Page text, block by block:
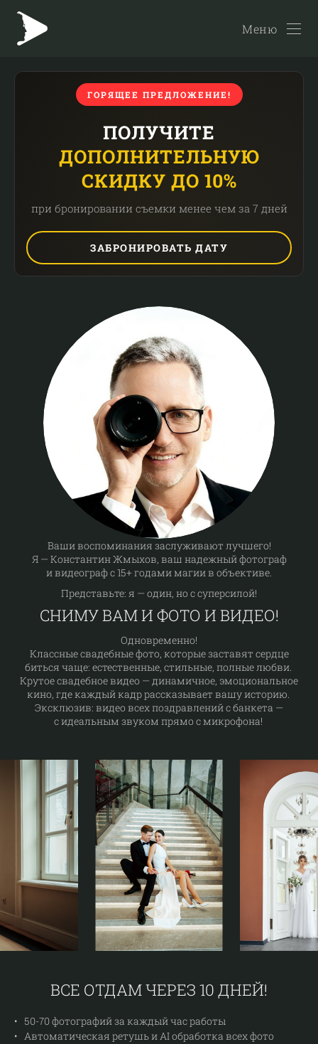
Меню
ГОРЯЩЕЕ ПРЕДЛОЖЕНИЕ!
ПОЛУЧИТЕ
ДОПОЛНИТЕЛЬНУЮ
СКИДКУ ДО 10%
при бронировании съемки менее чем за 7 дней
ЗАБРОНИРОВАТЬ ДАТУ
Ваши воспоминания заслуживают лучшего!
Я — Константин Жмыхов, ваш надежный фотограф
и видеограф с 15+ годами магии в объективе.
Представьте: я — один, но с суперсилой!
СНИМУ ВАМ И ФОТО И ВИДЕО!
Одновременно!
Классные свадебные фото, которые заставят сердце
биться чаще: естественные, стильные, полные любви.
Крутое свадебное видео — динамичное, эмоциональное
кино, где каждый кадр рассказывает вашу историю.
Эксклюзив: видео всех поздравлений с банкета —
с идеальным звуком прямо с микрофона!
ВСЕ ОТДАМ ЧЕРЕЗ 10 ДНЕЙ!
50-70 фотографий за каждый час работы
Автоматическая ретушь и AI обработка всех фото